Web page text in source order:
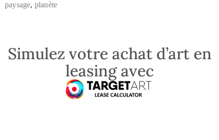
paysage, planète
Simulez votre achat d’art en
leasing avec